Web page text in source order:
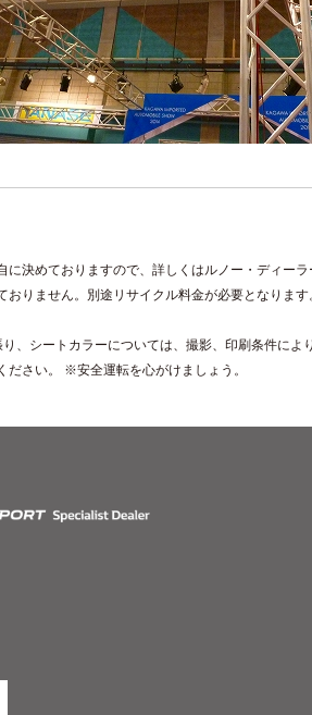
決めておりますので、詳しくはルノー・ディーラ
りません。別途リサイクル料金が必要となります
シートカラーについては、撮影、印刷条件によ
ださい。 ※安全運転を心がけましょう。